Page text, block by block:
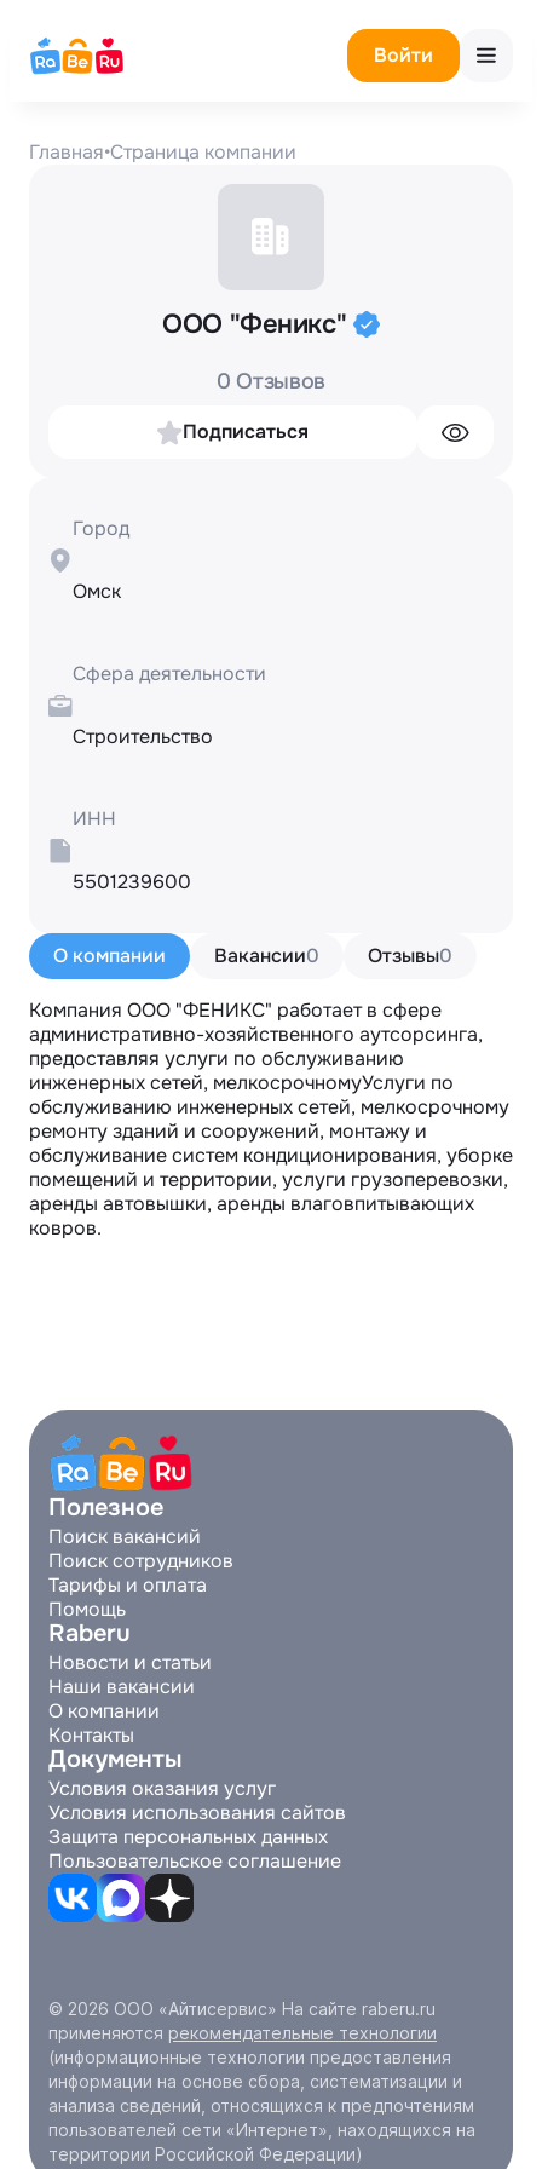
Войти
Главная•Страница компании
ООО "Феникс"
0 Отзывов
Подписаться
О компании Вакансии0 Отзывы0
Компания ООО "ФЕНИКС" работает в сфере
административно-хозяйственного аутсорсинга,
предоставляя услуги по обслуживанию
инженерных сетей, мелкосрочномуУслуги по
обслуживанию инженерных сетей, мелкосрочному
ремонту зданий и сооружений, монтажу и
обслуживание систем кондиционирования, уборке
помещений и территории, услуги грузоперевозки,
аренды автовышки, аренды влаговпитывающих
ковров.
Город
Омск
Сфера деятельности
Строительство
ИНН
5501239600
Полезное
Поиск вакансий
Поиск сотрудников
Тарифы и оплата
Помощь
Raberu
Новости и статьи
Наши вакансии
О компании
Контакты
Документы
Условия оказания услуг
Условия использования сайтов
Защита персональных данных
Пользовательское соглашение
© 2026 ООО «Айтисервис» На сайте raberu.ru
применяются рекомендательные технологии
(информационные технологии предоставления
информации на основе сбора, систематизации и
анализа сведений, относящихся к предпочтениям
пользователей сети «Интернет», находящихся на
территории Российской Федерации)